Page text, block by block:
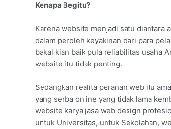
Kenapa Begitu?
Karena website menjadi satu diantara
dalam peroleh keyakinan dari para
bakal kian baik pula reliabilitas usaha
website itu tidak penting.
Sedangkan realita peranan web itu
yang serba online yang tidak lama
website karya jasa web design
untuk Universitas, untuk Sekolahan,